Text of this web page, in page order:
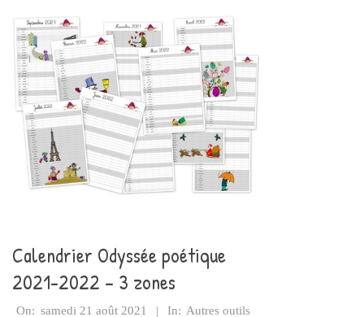
Calendrier Odyssée poétique
2021-2022 – 3 zones
2021-
On: samedi 21 août 2021 In: Autres outils